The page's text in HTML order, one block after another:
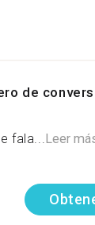
de
fala...Leer